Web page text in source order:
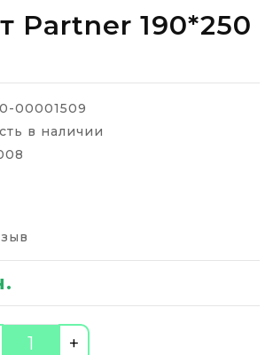
Partner 190*250
00001509
в наличии
+